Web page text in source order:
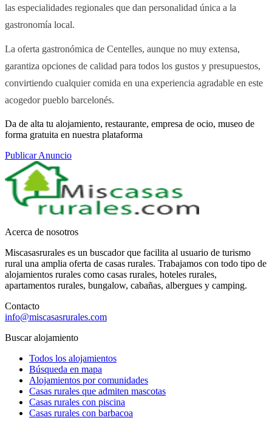
las especialidades regionales que dan personalidad única a la
gastronomía local.
La oferta gastronómica de Centelles, aunque no muy extensa,
garantiza opciones de calidad para todos los gustos y presupuestos,
convirtiendo cualquier comida en una experiencia agradable en este
acogedor pueblo barcelonés.
Da de alta tu alojamiento, restaurante, empresa de ocio, museo de
forma gratuita en nuestra plataforma
Publicar Anuncio
Acerca de nosotros
Miscasasrurales es un buscador que facilita al usuario de turismo
rural una amplia oferta de casas rurales. Trabajamos con todo tipo de
alojamientos rurales como casas rurales, hoteles rurales,
apartamentos rurales, bungalow, cabañas, albergues y camping.
Contacto
info@miscasasrurales.com
Buscar alojamiento
Todos los alojamientos
Búsqueda en mapa
Alojamientos por comunidades
Casas rurales que admiten mascotas
Casas rurales con piscina
Casas rurales con barbacoa